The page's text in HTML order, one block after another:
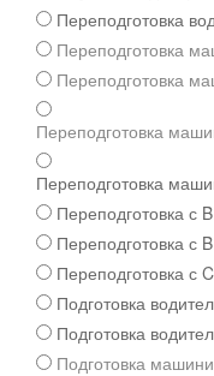
Переподготовка
Переподготовка
Переподготовка
Переподготовка
Переподготовка
Переподготовка с
Переподготовка с
Переподготовка с
Подготовка
Подготовка
Подготовка